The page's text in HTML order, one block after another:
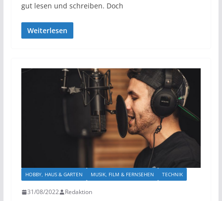
gut lesen und schreiben. Doch
Weiterlesen
HOBBY, HAUS & GARTEN MUSIK, FILM & FERNSEHEN TECHNIK
31/08/2022 Redaktion